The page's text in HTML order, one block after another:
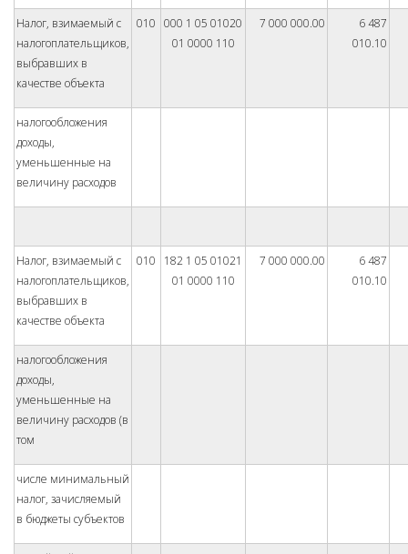
Налог, взимаемый с
налогоплательщиков,
выбравших в
качестве объекта
010 000 1 05 01020
01 0000 110
7 000 000.00
6 487
010.10
налогообложения
доходы,
уменьшенные на
величину расходов
Налог, взимаемый с
налогоплательщиков,
выбравших в
качестве объекта
010
182 1 05 01021
01 0000 110
7 000 000.00
6 487
010.10
налогообложения
доходы,
уменьшенные на
величину расходов (в
том
числе минимальный
налог, зачисляемый
в бюджеты субъектов